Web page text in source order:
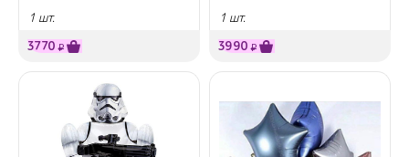
1 шт.
3770 ₽
1 шт.
3990 ₽